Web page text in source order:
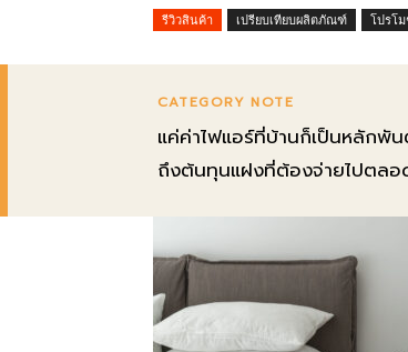
รีวิวสินค้า เปรียบเทียบผลิตภัณฑ์ โปรโ
CATEGORY NOTE
แค่ค่าไฟแอร์ที่บ้านก็เป็นหลักพั
ถึงต้นทุนแฝงที่ต้องจ่ายไปตลอ